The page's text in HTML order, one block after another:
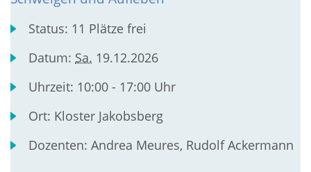
Status: 11 Plätze frei
Datum: Sa. 19.12.2026
Uhrzeit: 10:00 - 17:00 Uhr
Ort: Kloster Jakobsberg
Dozenten:Andrea Meures, Rudolf Ackermann